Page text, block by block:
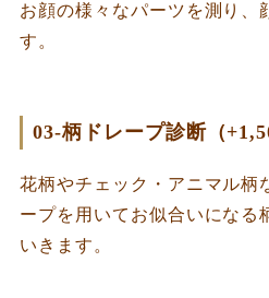
お顔の様々なパーツを測り、
す。
03-柄ドレープ診断（
花柄やチェック・アニマル柄
ープを用いてお似合いになる
いきます。